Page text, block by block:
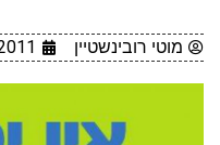
מוטי רובינשטיין